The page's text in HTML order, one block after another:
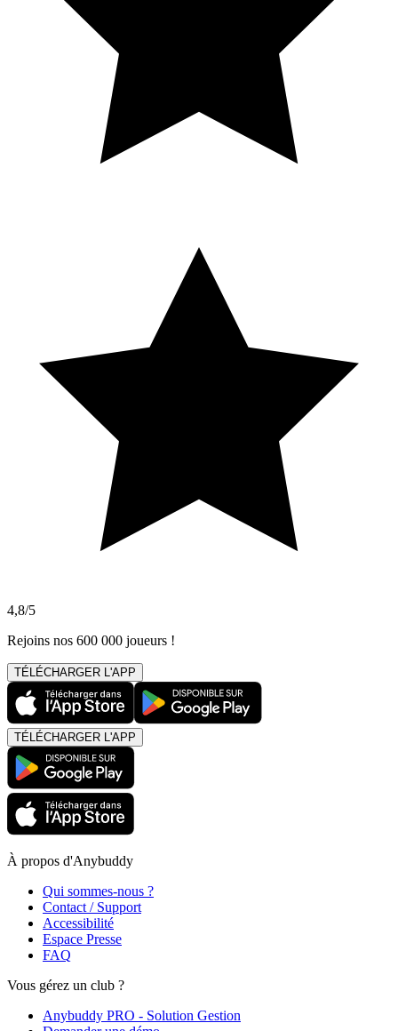
4,8/5
Rejoins nos 600 000 joueurs !
TÉLÉCHARGER L'APP
TÉLÉCHARGER L'APP
À propos d'Anybuddy
Qui sommes-nous ?
Contact / Support
Accessibilité
Espace Presse
FAQ
Vous gérez un club ?
Anybuddy PRO - Solution Gestion